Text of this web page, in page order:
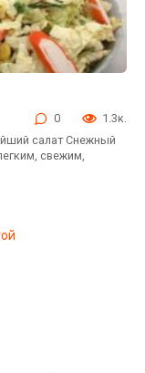
0
1.3к.
салат Снежный
свежим,